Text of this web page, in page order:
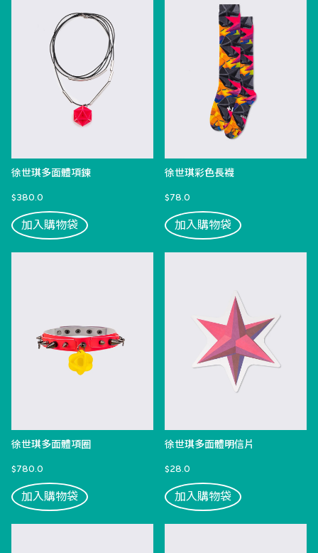
徐世琪多面體項鍊
$380.0
加入購物袋
徐世琪彩色長襪
$78.0
加入購物袋
徐世琪多面體項圈
$780.0
加入購物袋
徐世琪多面體明信片
$28.0
加入購物袋